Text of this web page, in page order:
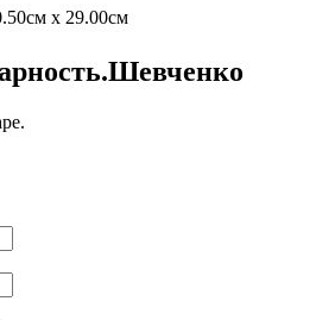
x 29.00см